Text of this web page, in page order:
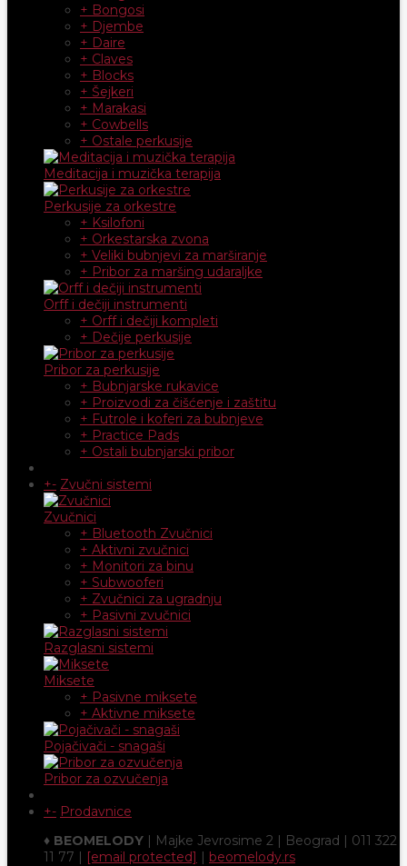
+ Bongosi
+ Djembe
+ Daire
+ Claves
+ Blocks
+ Šejkeri
+ Marakasi
+ Cowbells
+ Ostale perkusije
Meditacija i muzička terapija
Perkusije za orkestre
+ Ksilofoni
+ Orkestarska zvona
+ Veliki bubnjevi za marširanje
+ Pribor za maršing udaraljke
Orff i dečiji instrumenti
+ Orff i dečiji kompleti
+ Dečije perkusije
Pribor za perkusije
+ Bubnjarske rukavice
+ Proizvodi za čišćenje i zaštitu
+ Futrole i koferi za bubnjeve
+ Practice Pads
+ Ostali bubnjarski pribor
+- Zvučni sistemi
Zvučnici
+ Bluetooth Zvučnici
+ Aktivni zvučnici
+ Monitori za binu
+ Subwooferi
+ Zvučnici za ugradnju
+ Pasivni zvučnici
Razglasni sistemi
Miksete
+ Pasivne miksete
+ Aktivne miksete
Pojačivači - snagaši
Pribor za ozvučenja
+- Prodavnice
♦ BEOMELODY | Majke Jevrosime 2 | Beograd | 011 322
11 77 | [email protected] | beomelody.rs